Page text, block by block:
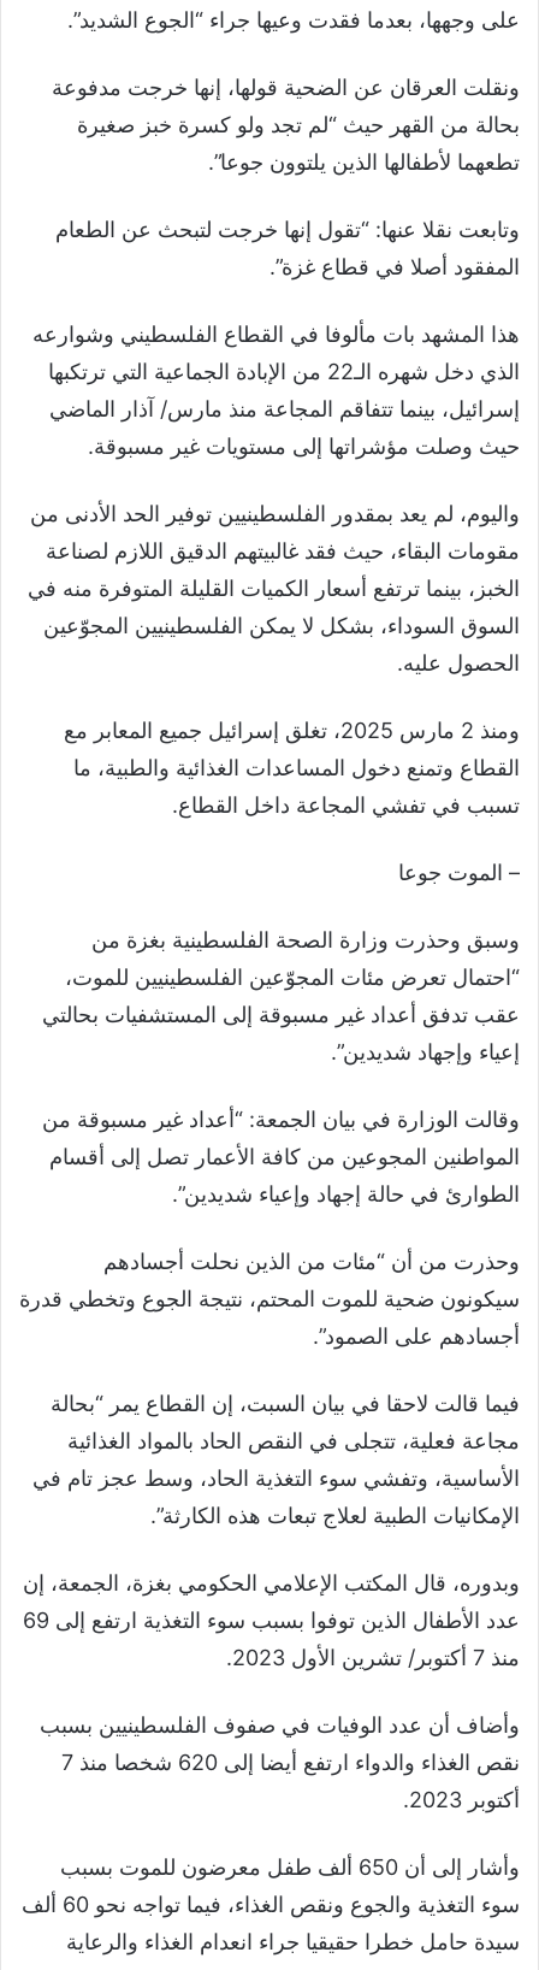
على وجهها، بعدما فقدت وعيها جراء “الجوع الشديد”.
ونقلت العرقان عن الضحية قولها، إنها خرجت مدفوعة
بحالة من القهر حيث “لم تجد ولو كسرة خبز صغيرة
تطعهما لأطفالها الذين يلتوون جوعا”.
وتابعت نقلا عنها: “تقول إنها خرجت لتبحث عن الطعام
المفقود أصلا في قطاع غزة”.
هذا المشهد بات مألوفا في القطاع الفلسطيني وشوارعه
الذي دخل شهره الـ22 من الإبادة الجماعية التي ترتكبها
إسرائيل، بينما تتفاقم المجاعة منذ مارس/ آذار الماضي
حيث وصلت مؤشراتها إلى مستويات غير مسبوقة.
واليوم، لم يعد بمقدور الفلسطينيين توفير الحد الأدنى من
مقومات البقاء، حيث فقد غالبيتهم الدقيق اللازم لصناعة
الخبز، بينما ترتفع أسعار الكميات القليلة المتوفرة منه في
السوق السوداء، بشكل لا يمكن الفلسطينيين المجوّعين
الحصول عليه.
ومنذ 2 مارس 2025، تغلق إسرائيل جميع المعابر مع
القطاع وتمنع دخول المساعدات الغذائية والطبية، ما
تسبب في تفشي المجاعة داخل القطاع.
– الموت جوعا
وسبق وحذرت وزارة الصحة الفلسطينية بغزة من
“احتمال تعرض مئات المجوّعين الفلسطينيين للموت،
عقب تدفق أعداد غير مسبوقة إلى المستشفيات بحالتي
إعياء وإجهاد شديدين”.
وقالت الوزارة في بيان الجمعة: “أعداد غير مسبوقة من
المواطنين المجوعين من كافة الأعمار تصل إلى أقسام
الطوارئ في حالة إجهاد وإعياء شديدين”.
وحذرت من أن “مئات من الذين نحلت أجسادهم
سيكونون ضحية للموت المحتم، نتيجة الجوع وتخطي قدرة
أجسادهم على الصمود”.
فيما قالت لاحقا في بيان السبت، إن القطاع يمر “بحالة
مجاعة فعلية، تتجلى في النقص الحاد بالمواد الغذائية
الأساسية، وتفشي سوء التغذية الحاد، وسط عجز تام في
الإمكانيات الطبية لعلاج تبعات هذه الكارثة”.
وبدوره، قال المكتب الإعلامي الحكومي بغزة، الجمعة، إن
عدد الأطفال الذين توفوا بسبب سوء التغذية ارتفع إلى 69
منذ 7 أكتوبر/ تشرين الأول 2023.
وأضاف أن عدد الوفيات في صفوف الفلسطينيين بسبب
نقص الغذاء والدواء ارتفع أيضا إلى 620 شخصا منذ 7
أكتوبر 2023.
وأشار إلى أن 650 ألف طفل معرضون للموت بسبب
سوء التغذية والجوع ونقص الغذاء، فيما تواجه نحو 60 ألف
سيدة حامل خطرا حقيقيا جراء انعدام الغذاء والرعاية